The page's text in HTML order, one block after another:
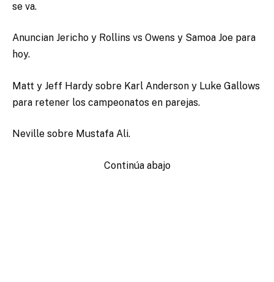
se va.
Anuncian Jericho y Rollins vs Owens y Samoa Joe para
hoy.
Matt y Jeff Hardy sobre Karl Anderson y Luke Gallows
para retener los campeonatos en parejas.
Neville sobre Mustafa Ali.
Continúa abajo